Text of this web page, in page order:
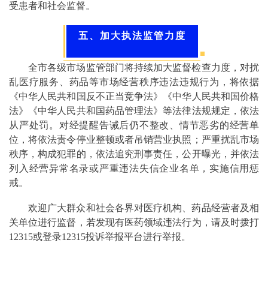
受患者和社会监督。
五、加大执法监管力度
全市各级市场监管部门将持续加大监督检查力度，对扰
乱医疗服务、药品等市场经营秩序违法违规行为，将依据
《中华人民共和国反不正当竞争法》《中华人民共和国价格
法》《中华人民共和国药品管理法》等法律法规规定，依法
从严处罚。对经提醒告诫后仍不整改、情节恶劣的经营单
位，将依法责令停业整顿或者吊销营业执照；严重扰乱市场
秩序，构成犯罪的，依法追究刑事责任，公开曝光，并依法
列入经营异常名录或严重违法失信企业名单，实施信用惩
戒。
欢迎广大群众和社会各界对医疗机构、药品经营者及相
关单位进行监督，若发现有医药领域违法行为，请及时拨打
12315或登录12315投诉举报平台进行举报。